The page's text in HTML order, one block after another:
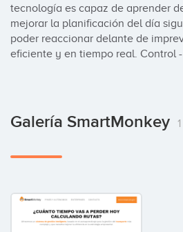
tecnología es capaz de aprender
mejorar la planificación del día
poder reaccionar delante de
eficiente y en tiempo real. Control
Galería SmartMonkey 1